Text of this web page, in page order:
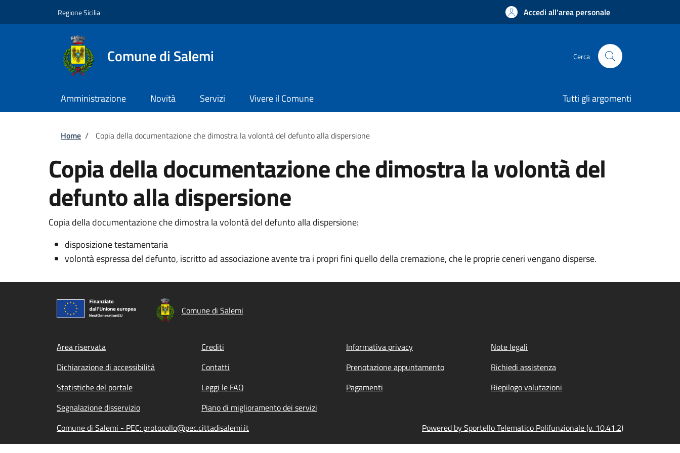
Regione Sicilia Accedi all'area personale
Comune di Salemi Cerca
Amministrazione Novità Servizi Vivere il Comune Tutti gli argomenti
Briciole di pane
Home / Copia della documentazione che dimostra la volontà del defunto alla dispersione
Copia della documentazione che dimostra la volontà del
defunto alla dispersione
Copia della documentazione che dimostra la volontà del defunto alla dispersione:
disposizione testamentaria
volontà espressa del defunto, iscritto ad associazione avente tra i propri fini quello della cremazione, che le proprie ceneri vengano disperse.
Comune di Salemi
Footer menu
Area riservata Crediti Informativa privacy
Note legali
Dichiarazione di accessibilità
Contatti Prenotazione appuntamento
Richiedi assistenza
Statistiche del portale
Leggi le FAQ Pagamenti
Riepilogo valutazioni
Segnalazione disservizio
Piano di miglioramento dei servizi
Comune di Salemi - PEC: protocollo@pec.cittadisalemi.it
Powered by Sportello Telematico Polifunzionale (v. 10.41.2)